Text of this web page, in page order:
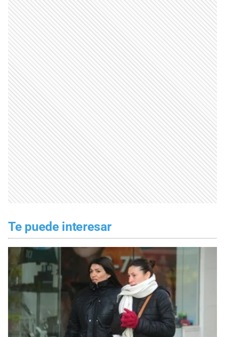
Te puede interesar